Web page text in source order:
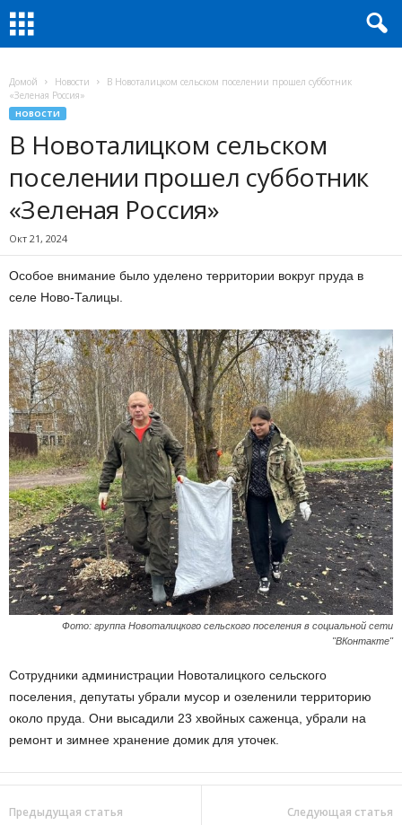
Домой Новости
В Новоталицком сельском поселении прошел субботник
«Зеленая Россия»
НОВОСТИ
В Новоталицком сельском
поселении прошел субботник
«Зеленая Россия»
Окт 21, 2024
Особое внимание было уделено территории вокруг пруда в
селе Ново-Талицы.
Фото: группа Новоталицкого сельского поселения в социальной сети
"ВКонтакте"
Сотрудники администрации Новоталицкого сельского
поселения, депутаты убрали мусор и озеленили территорию
около пруда. Они высадили 23 хвойных саженца, убрали на
ремонт и зимнее хранение домик для уточек.
Предыдущая статья Следующая статья